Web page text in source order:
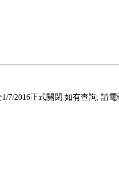
2016正式關閉 如有查詢, 請電